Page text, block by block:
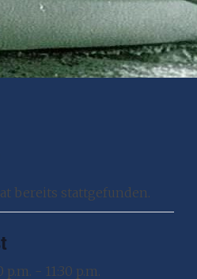
bereits stattgefunden.
p.m. - 11:30 p.m.